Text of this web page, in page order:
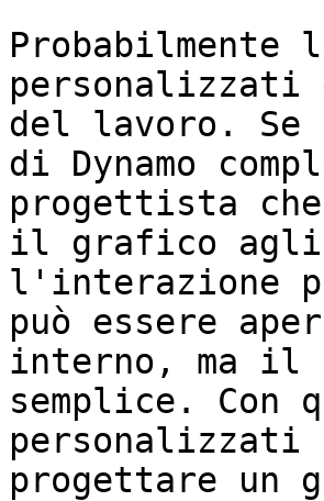
del lavoro. Se
di Dynamo
progettista che
il grafico agli
l'interazione
può essere
interno, ma il
semplice. Con
personalizzati
progettare un